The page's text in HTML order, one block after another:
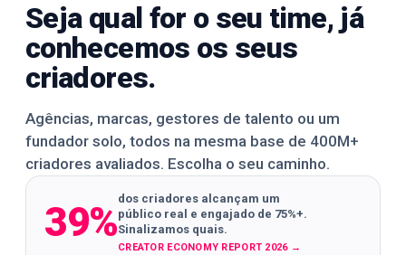
Seja qual for o seu time, já
conhecemos os seus
criadores.
Agências, marcas, gestores de talento ou um
fundador solo, todos na mesma base de 400M+
criadores avaliados. Escolha o seu caminho.
39%
dos criadores alcançam um
público real e engajado de 75%+.
Sinalizamos quais.
CREATOR ECONOMY REPORT 2026→